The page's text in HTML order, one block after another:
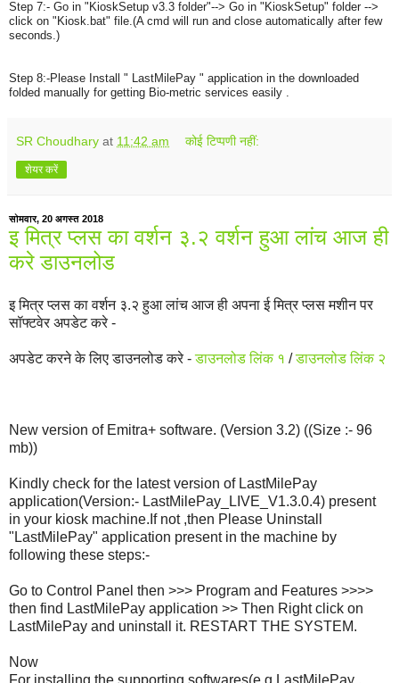
Step 7:- Go in "KioskSetup v3.3 folder"--> Go in "KioskSetup" folder -->
click on "Kiosk.bat" file.(A cmd will run and close automatically after few
seconds.)
Step 8:-Please Install " LastMilePay " application in the downloaded
folded manually for getting Bio-metric services easily .
SR Choudhary at 11:42 am कोई टिप्पणी नहीं:
शेयर करें
सोमवार, 20 अगस्त 2018
इ मित्र प्लस का वर्शन ३.२ वर्शन हुआ लांच आज ही
करे डाउनलोड
इ मित्र प्लस का वर्शन ३.२ हुआ लांच आज ही अपना ई मित्र प्लस मशीन पर
सॉफ्टवेर अपडेट करे -
अपडेट करने के लिए डाउनलोड करे -डाउनलोड लिंक १ /डाउनलोड लिंक २
New version of Emitra+ software. (Version 3.2) ((Size :- 96
mb))
Kindly check for the latest version of LastMilePay
application(Version:- LastMilePay_LIVE_V1.3.0.4) present
in your kiosk machine.If not ,then Please Uninstall
"LastMilePay" application present in the machine by
following these steps:-
Go to Control Panel then >>> Program and Features >>>>
then find LastMilePay application >> Then Right click on
LastMilePay and uninstall it. RESTART THE SYSTEM.
Now